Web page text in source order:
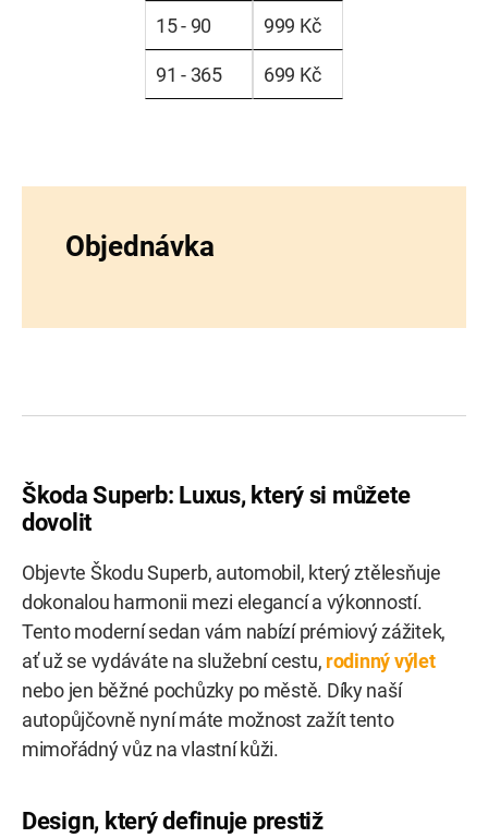
Škoda Superb: Luxus, který si můžete
dovolit
Objevte Škodu Superb, automobil, který ztělesňuje
dokonalou harmonii mezi elegancí a výkonností.
Tento moderní sedan vám nabízí prémiový zážitek,
ať už se vydáváte na služební cestu, rodinný výlet
nebo jen běžné pochůzky po městě. Díky naší
autopůjčovně nyní máte možnost zažít tento
mimořádný vůz na vlastní kůži.
Design, který definuje prestiž
15 - 90 999 Kč
91 - 365 699 Kč
Objednávka